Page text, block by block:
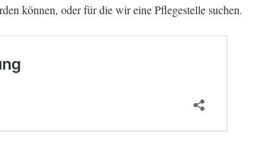
können, oder für die wir eine Pflegestelle suchen.